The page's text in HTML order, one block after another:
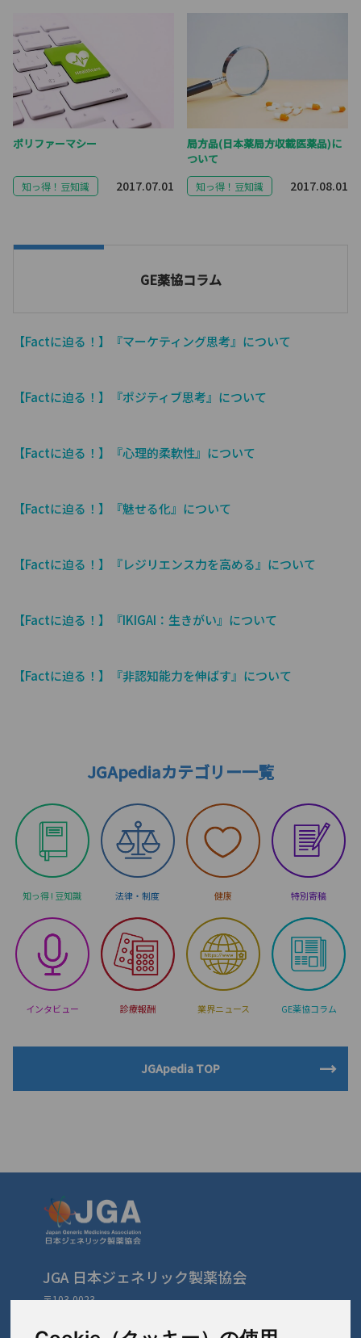
ポリファーマシー
知っ得！豆知識 2017.07.01
局方品(日本薬局方収載医薬品)に
ついて
知っ得！豆知識 2017.08.01
GE薬協コラム
【Factに迫る！】『マーケティング思考』について
【Factに迫る！】『ポジティブ思考』について
【Factに迫る！】『心理的柔軟性』について
【Factに迫る！】『魅せる化』について
【Factに迫る！】『レジリエンス力を高める』について
【Factに迫る！】『IKIGAI：生きがい』について
【Factに迫る！】『非認知能力を伸ばす』について
JGApediaカテゴリー一覧
知っ得 ! 豆知識 法律・制度 健康 特別寄稿
インタビュー 診療報酬 業界ニュース GE薬協コラム
JGApedia TOP
JGA 日本ジェネリック製薬協会
〒103-0023
TEL: 03-3279-1890 / FAX: 03-3241-2978